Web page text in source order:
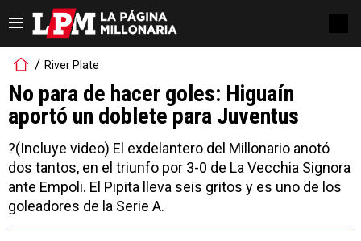
River Plate
No para de hacer goles: Higuaín
aportó un doblete para Juventus
?(Incluye video) El exdelantero del Millonario anotó
dos tantos, en el triunfo por 3-0 de La Vecchia Signora
ante Empoli. El Pipita lleva seis gritos y es uno de los
goleadores de la Serie A.